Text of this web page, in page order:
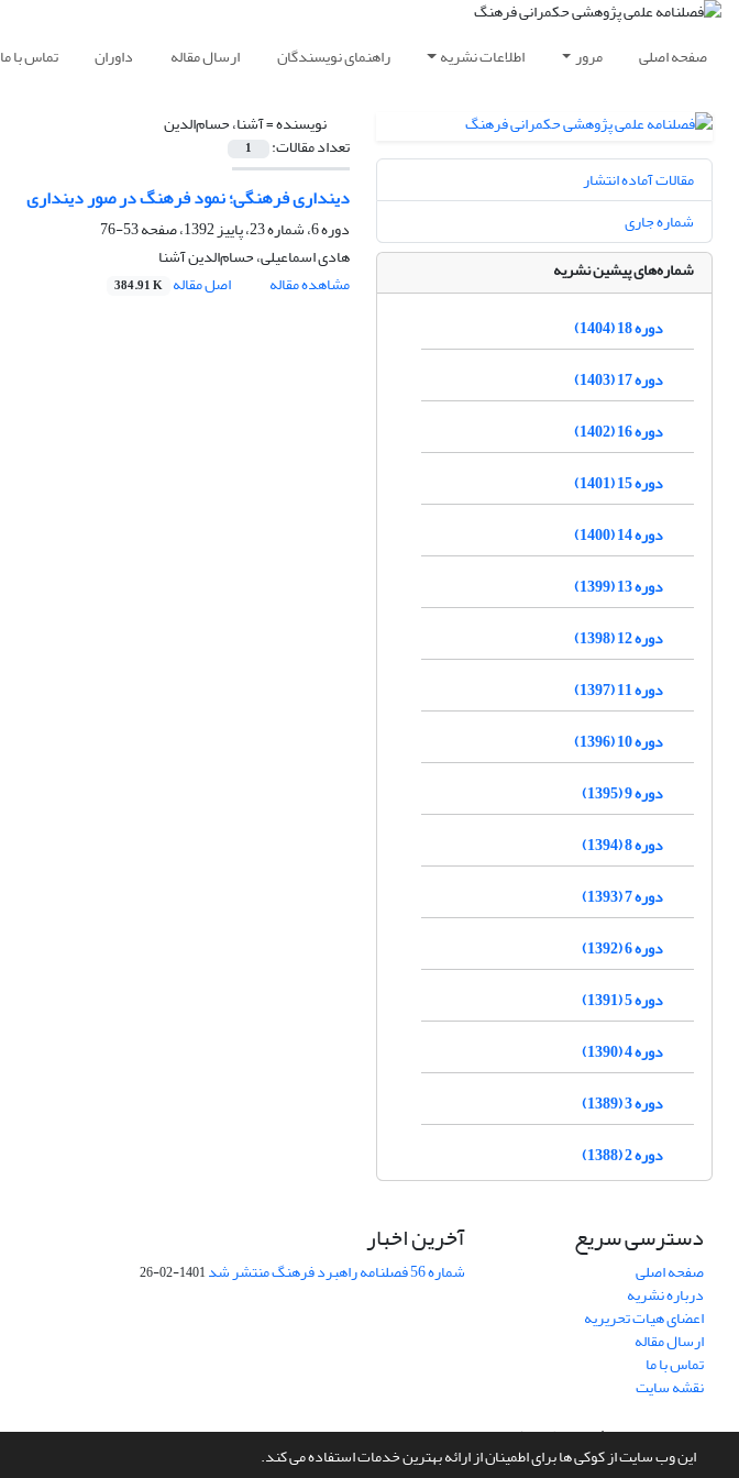
این وب سایت از کوکی ها برای اطمینان از ارائه بهترین خدمات استفاده می کند.
صفحه اصلی مرور اطلاعات نشریه راهنمای نویسندگان ارسال مقاله داوران تماس با ما
نویسنده =آشنا، حسام‌الدین
تعداد مقالات: 1
دینداری فرهنگی؛ نمود فرهنگ در صور دینداری
دوره 6، شماره 23، پاییز 1392، صفحه
53-76
هادی اسماعیلی، حسام‌الدین آشنا
مشاهده مقاله
اصل مقاله 384.91 K
مقالات آماده انتشار
شماره جاری
شماره‌های پیشین نشریه
دوره 18 (1404)
دوره 17 (1403)
دوره 16 (1402)
دوره 15 (1401)
دوره 14 (1400)
دوره 13 (1399)
دوره 12 (1398)
دوره 11 (1397)
دوره 10 (1396)
دوره 9 (1395)
دوره 8 (1394)
دوره 7 (1393)
دوره 6 (1392)
دوره 5 (1391)
دوره 4 (1390)
دوره 3 (1389)
دوره 2 (1388)
دسترسی سریع
صفحه اصلی
درباره نشریه
اعضای هیات تحریریه
ارسال مقاله
تماس با ما
نقشه سایت
آخرین اخبار
شماره 56 فصلنامه راهبرد فرهنگ منتشر شد 1401-02-26
سامانه مدیریت نشریات علمی.طراحی و پیاده سازی ازسیناوب